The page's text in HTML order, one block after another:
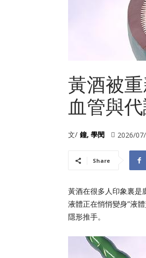
黃酒被
血管與
文/ 鐘, 學閔 2026/
Share
黃酒在很多人印象裏是
液體正在悄悄變身”液
隱形推手。